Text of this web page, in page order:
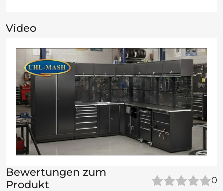
Video
Bewertungen zum
Produkt
0